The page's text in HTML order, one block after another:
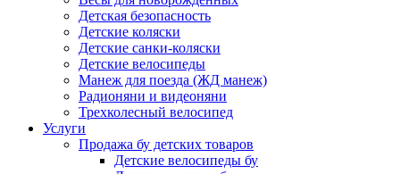
Детская безопасность
Детские коляски
Детские санки-коляски
Детские велосипеды
Манеж для поезда (ЖД манеж)
Радионяни и видеоняни
Трехколесный велосипед
Услуги
Продажа бу детских товаров
Детские велосипеды бу